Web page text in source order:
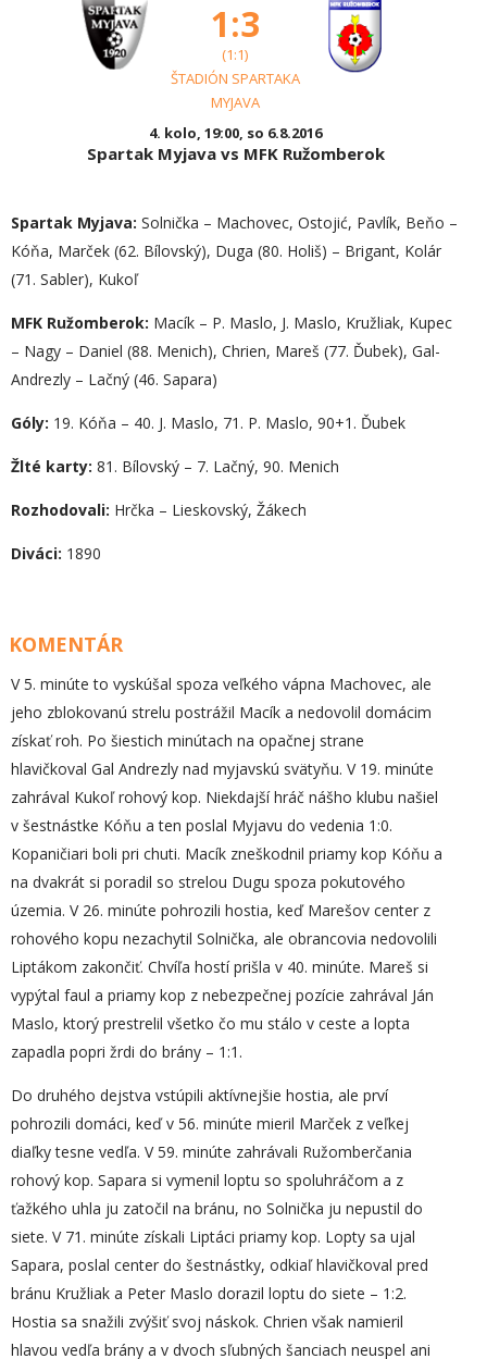
1:3
(1:1)
ŠTADIÓN SPARTAKA
MYJAVA
4. kolo, 19:00, so 6.8.2016
Spartak Myjava vs MFK Ružomberok
Spartak Myjava: Solnička – Machovec, Ostojić, Pavlík, Beňo –
Kóňa, Marček (62. Bílovský), Duga (80. Holiš) – Brigant, Kolár
(71. Sabler), Kukoľ
MFK Ružomberok: Macík – P. Maslo, J. Maslo, Kružliak, Kupec
– Nagy – Daniel (88. Menich), Chrien, Mareš (77. Ďubek), Gal-
Andrezly – Lačný (46. Sapara)
Góly: 19. Kóňa – 40. J. Maslo, 71. P. Maslo, 90+1. Ďubek
Žlté karty: 81. Bílovský – 7. Lačný, 90. Menich
Rozhodovali: Hrčka – Lieskovský, Žákech
Diváci: 1890
KOMENTÁR
V 5. minúte to vyskúšal spoza veľkého vápna Machovec, ale
jeho zblokovanú strelu postrážil Macík a nedovolil domácim
získať roh. Po šiestich minútach na opačnej strane
hlavičkoval Gal Andrezly nad myjavskú svätyňu. V 19. minúte
zahrával Kukoľ rohový kop. Niekdajší hráč nášho klubu našiel
v šestnástke Kóňu a ten poslal Myjavu do vedenia 1:0.
Kopaničiari boli pri chuti. Macík zneškodnil priamy kop Kóňu a
na dvakrát si poradil so strelou Dugu spoza pokutového
územia. V 26. minúte pohrozili hostia, keď Marešov center z
rohového kopu nezachytil Solnička, ale obrancovia nedovolili
Liptákom zakončiť. Chvíľa hostí prišla v 40. minúte. Mareš si
vypýtal faul a priamy kop z nebezpečnej pozície zahrával Ján
Maslo, ktorý prestrelil všetko čo mu stálo v ceste a lopta
zapadla popri žrdi do brány – 1:1.
Do druhého dejstva vstúpili aktívnejšie hostia, ale prví
pohrozili domáci, keď v 56. minúte mieril Marček z veľkej
diaľky tesne vedľa. V 59. minúte zahrávali Ružomberčania
rohový kop. Sapara si vymenil loptu so spoluhráčom a z
ťažkého uhla ju zatočil na bránu, no Solnička ju nepustil do
siete. V 71. minúte získali Liptáci priamy kop. Lopty sa ujal
Sapara, poslal center do šestnástky, odkiaľ hlavičkoval pred
bránu Kružliak a Peter Maslo dorazil loptu do siete – 1:2.
Hostia sa snažili zvýšiť svoj náskok. Chrien však namieril
hlavou vedľa brány a v dvoch sľubných šanciach neuspel ani